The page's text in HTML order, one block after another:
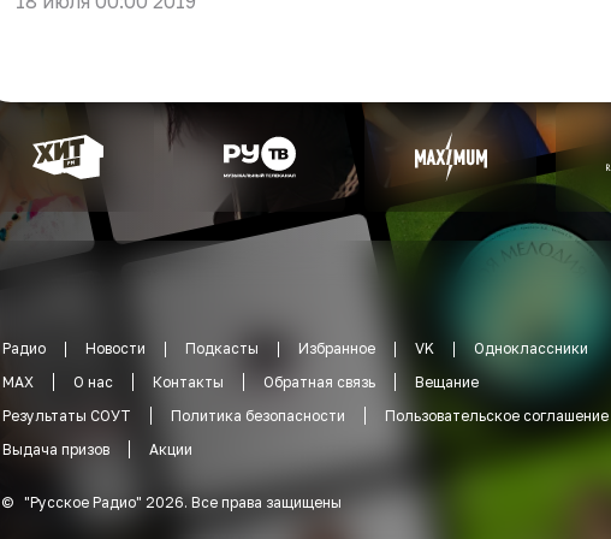
Радио Новости Подкасты Избранное VK
Одноклассники
MAX
О нас Контакты Обратная связь
Вещание
Результаты СОУТ
Политика безопасности
Пользовательское соглашение
Выдача призов
Акции
© "Русское Радио" 2026. Все права защищены